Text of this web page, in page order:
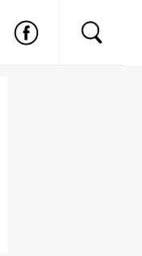
Nu ai cont?